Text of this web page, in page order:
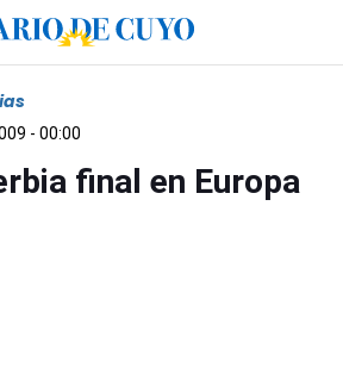
- 00:00
final en Europa